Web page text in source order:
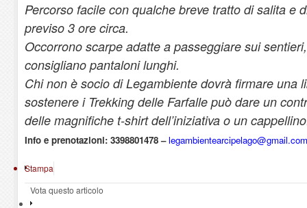
Percorso facile con qualche breve tratto di salita e
previso 3 ore circa.
Occorrono scarpe adatte a passeggiare sui
consigliano pantaloni lunghi.
Chi non è socio di Legambiente dovrà firmare una
sostenere i Trekking delle Farfalle può dare un
delle magnifiche t-shirt dell’iniziativa o un
Info e prenotazioni: 3398801478 – legambientearcipelago@gmail.com
Stampa
Vota questo articolo